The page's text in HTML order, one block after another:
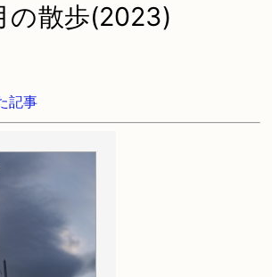
の散歩(2023)
記事